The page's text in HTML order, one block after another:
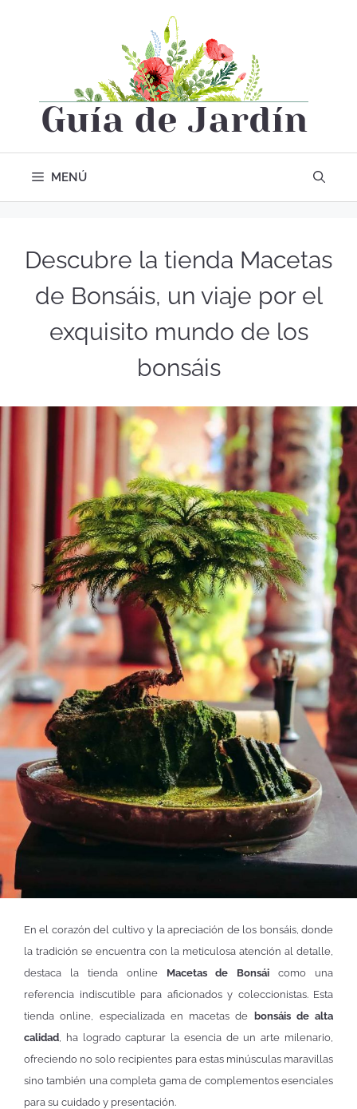
MENÚ
Descubre la tienda Macetas
de Bonsáis, un viaje por el
exquisito mundo de los
bonsáis
En el corazón del cultivo y la apreciación de los bonsáis, donde
la tradición se encuentra con la meticulosa atención al detalle,
destaca la tienda online Macetas de Bonsáicomo una
referencia indiscutible para aficionados y coleccionistas. Esta
tienda online, especializada en macetas de
bonsáis de alta
calidad , ha logrado capturar la esencia de un arte milenario,
ofreciendo no solo recipientes para estas minúsculas maravillas
sino también una completa gama de complementos esenciales
para su cuidado y presentación.